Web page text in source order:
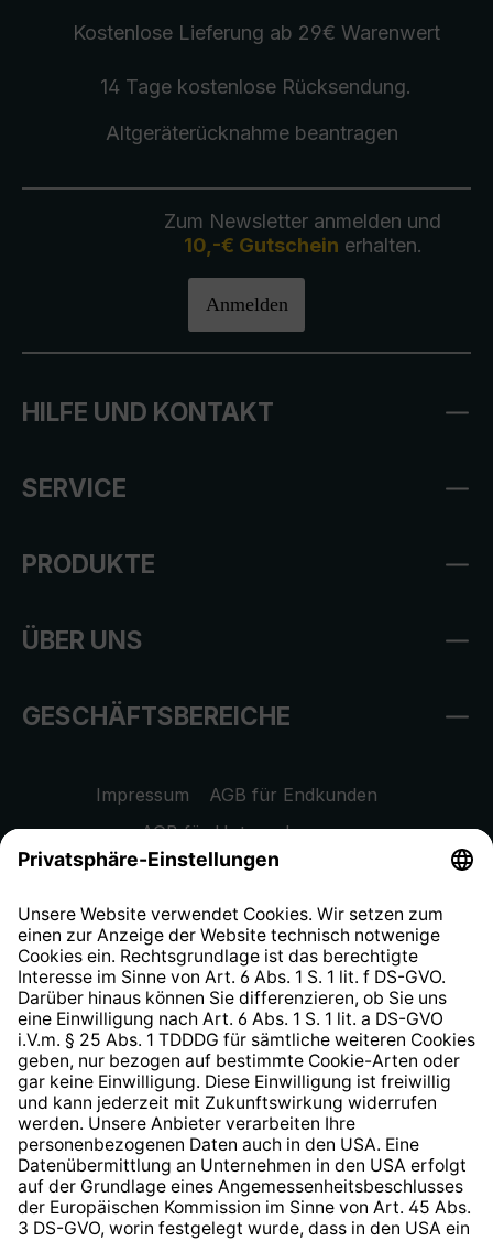
Kostenlose Lieferung ab 29€ Warenwert
14 Tage kostenlose Rücksendung.
Altgeräterücknahmebeantragen
Zum Newsletter anmelden und
10,-€ Gutschein erhalten.
Anmelden
HILFE UND KONTAKT
SERVICE
PRODUKTE
ÜBER UNS
GESCHÄFTSBEREICHE
Impressum
AGB für Endkunden
AGB für Unternehmen
Datenschutzhinweis
Widerrufsrecht
Hinweisgeberschutzsystem
Barrierefreiheit